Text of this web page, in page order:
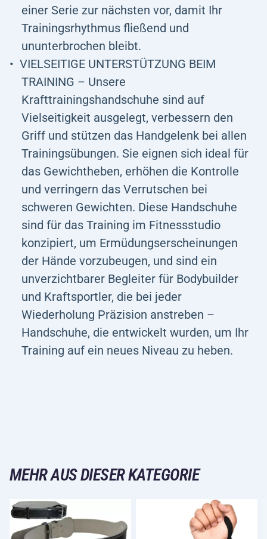
einer Serie zur nächsten vor, damit Ihr
Trainingsrhythmus fließend und
ununterbrochen bleibt.
VIELSEITIGE UNTERSTÜTZUNG BEIM
TRAINING – Unsere
Krafttrainingshandschuhe sind auf
Vielseitigkeit ausgelegt, verbessern den
Griff und stützen das Handgelenk bei allen
Trainingsübungen. Sie eignen sich ideal für
das Gewichtheben, erhöhen die Kontrolle
und verringern das Verrutschen bei
schweren Gewichten. Diese Handschuhe
sind für das Training im Fitnessstudio
konzipiert, um Ermüdungserscheinungen
der Hände vorzubeugen, und sind ein
unverzichtbarer Begleiter für Bodybuilder
und Kraftsportler, die bei jeder
Wiederholung Präzision anstreben –
Handschuhe, die entwickelt wurden, um Ihr
Training auf ein neues Niveau zu heben.
MEHR AUS DIESER KATEGORIE